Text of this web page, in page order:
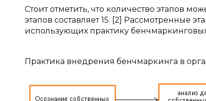
Стоит отметить, что количество этапов
этапов составляет 15. [2] Рассмотренные
использующих практику
Практика внедрения бенчмаркинга в